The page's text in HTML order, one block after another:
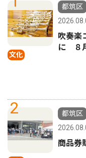
文化
都筑区
吹奏楽
に ８
2
都筑区
商品券